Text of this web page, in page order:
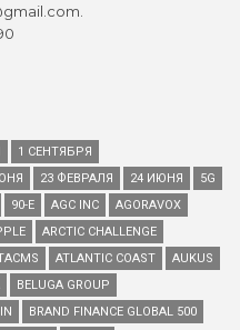
1 СЕНТЯБРЯ
23 ФЕВРАЛЯ 24 ИЮНЯ
5G
90-Е AGC INC
AGORAVOX
ARCTIC CHALLENGE
ATLANTIC COAST
AUKUS
BELUGA GROUP
BRAND FINANCE GLOBAL 500